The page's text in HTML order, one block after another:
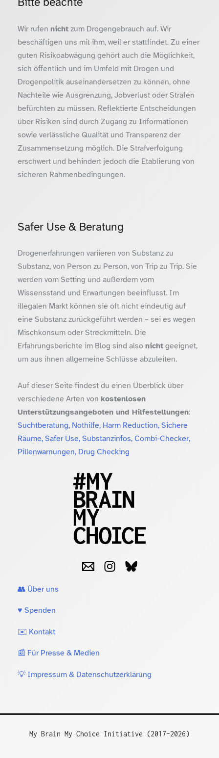
Wir rufen nichtzum Drogengebrauch auf. Wir
beschäftigen uns mit ihm, weil er stattfindet. Zu einer
guten Risikoabwägung gehört auch die Möglichkeit,
sich öffentlich und im Umfeld mit Drogen und
Drogenpolitik auseinandersetzen zu können, ohne
Nachteile wie Ausgrenzung, Jobverlust oder Strafen
befürchten zu müssen. Reflektierte Entscheidungen
über Risiken sind durch Zugang zu Informationen
sowie verlässliche Qualität und Transparenz der
Zusammensetzung möglich. Die Strafverfolgung
erschwert und behindert jedoch die Etablierung von
sicheren Rahmenbedingungen.
Safer Use & Beratung
Drogenerfahrungen variieren von Substanz zu
Substanz, von Person zu Person, von Trip zu Trip. Sie
werden vom Setting und außerdem vom
Wissensstand und Erwartungen beeinflusst. Im
illegalen Markt können sie oft nicht eindeutig auf
eine Substanz zurückgeführt werden – sei es wegen
Mischkonsum oder Streckmitteln. Die
Erfahrungsberichte im Blog sind also nichtgeeignet,
um aus ihnen allgemeine Schlüsse abzuleiten.
Auf dieser Seite findest du einen Überblick über
verschiedene Arten von kostenlosen
Unterstützungsangeboten und Hilfestellungen:
Suchtberatung, Nothilfe, Harm Reduction, Sichere
Räume, Safer Use, Substanzinfos, Combi-Checker,
Pillenwarnungen, Drug Checking
👥 Über uns
♥️ Spenden
✉️ Kontakt
📰 Für Presse & Medien
💡 Impressum & Datenschutzerklärung
My Brain My Choice Initiative (2017–2026)